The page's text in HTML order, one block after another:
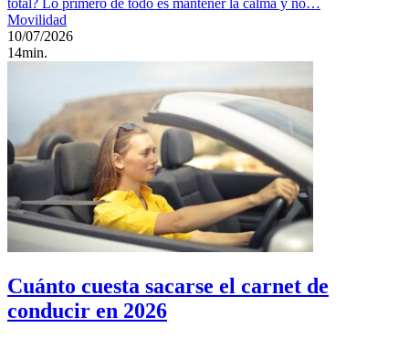
total? Lo primero de todo es mantener la calma y no…
Movilidad
10/07/2026
14min.
Cuánto cuesta sacarse el carnet de
conducir en 2026